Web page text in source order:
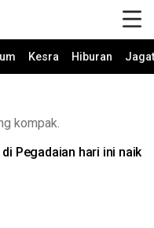
Kesra Hiburan Jagat
kompak.
Pegadaian hari ini naik